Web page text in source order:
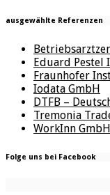
ausgewählte Referenzen
Eduard Pestel
Fraunhofer
Iodata GmbH
DTFB –
Tremonia
WorkInn
Folge uns bei Facebook